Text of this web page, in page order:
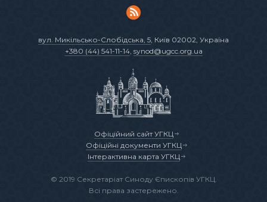
вул. Микільсько-Слобідська, 5 , Київ 02002, Україна
+380 (44) 541-11-14, synod@ugcc.org.ua
Офіційний сайт УГКЦ
Офіційні документи УГКЦ
Інтерактивна карта УГКЦ
© 2019 Секретаріат Синоду Єпископів УГКЦ.
Всі права застережено.